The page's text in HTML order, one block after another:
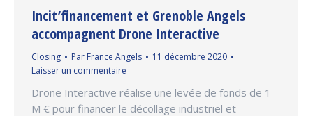
Incit’financement et Grenoble Angels
accompagnent Drone Interactive
Closing Par France Angels
11 décembre 2020
Laisser un commentaire
Drone Interactive réalise une levée de fonds de 1
M € pour financer le décollage industriel et